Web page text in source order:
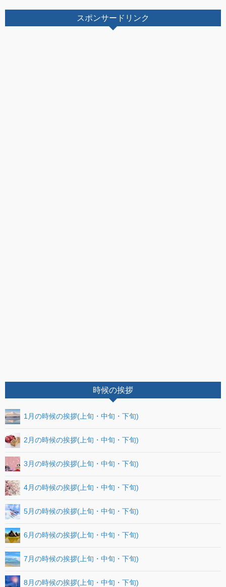
スポンサードリンク
時候の挨拶
1月の時候の挨拶(上旬・中旬・下旬)
2月の時候の挨拶(上旬・中旬・下旬)
3月の時候の挨拶(上旬・中旬・下旬)
4月の時候の挨拶(上旬・中旬・下旬)
5月の時候の挨拶(上旬・中旬・下旬)
6月の時候の挨拶(上旬・中旬・下旬)
7月の時候の挨拶(上旬・中旬・下旬)
8月の時候の挨拶(上旬・中旬・下旬)